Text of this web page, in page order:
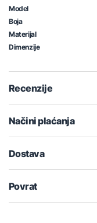
Model
Boja
Materijal
Dimenzije
Recenzije
Načini plaćanja
Dostava
Povrat